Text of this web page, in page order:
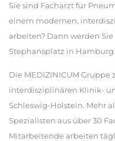
Sie sind Facharzt für
einem modernen,
arbeiten? Dann werden Sie
Stephansplatz in Hamburg.
Die MEDIZINICUM
interdisziplinären Klinik-
Schleswig-Holstein. Mehr
Spezialisten aus über 30
Mitarbeitende arbeiten